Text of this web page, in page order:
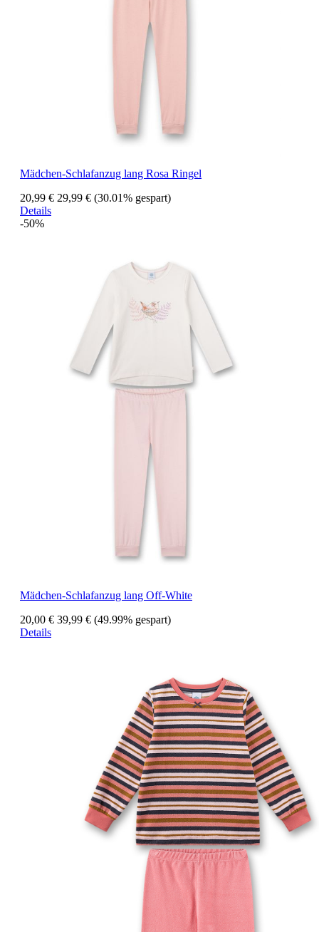
Mädchen-Schlafanzug lang Rosa Ringel
20,99 € 29,99 € (30.01% gespart)
Details
-50%
Mädchen-Schlafanzug lang Off-White
20,00 € 39,99 € (49.99% gespart)
Details